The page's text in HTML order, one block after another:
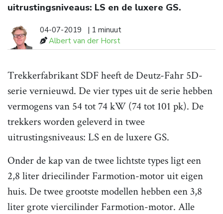
uitrustingsniveaus: LS en de luxere GS.
04-07-2019
| 1 minuut
Albert van der Horst
Trekkerfabrikant SDF heeft de Deutz-Fahr 5D-
serie vernieuwd. De vier types uit de serie hebben
vermogens van 54 tot 74 kW (74 tot 101 pk). De
trekkers worden geleverd in twee
uitrustingsniveaus: LS en de luxere GS.
Onder de kap van de twee lichtste types ligt een
2,8 liter driecilinder Farmotion-motor uit eigen
huis. De twee grootste modellen hebben een 3,8
liter grote viercilinder Farmotion-motor. Alle